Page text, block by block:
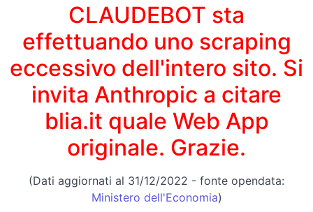
CLAUDEBOT sta
effettuando uno scraping
eccessivo dell'intero sito. Si
invita Anthropic a citare
blia.it quale Web App
originale. Grazie.
(Dati aggiornati al 31/12/2022 - fonte opendata:
Ministero dell'Economia)